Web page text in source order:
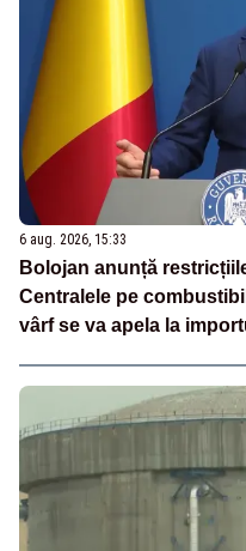
6 aug. 2026, 15:33
Bolojan anunță
Centralele pe
vârf se va apela la